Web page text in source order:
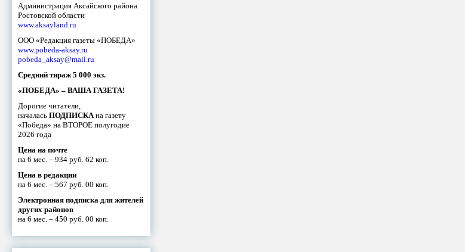
Администрация Аксайского района
Ростовской области
www.aksayland.ru
ООО «Редакция газеты «ПОБЕДА»
www.pobeda-aksay.ru
pobeda_aksay@mail.ru
Средний тираж 5 000 экз.
«ПОБЕДА» – ВАША ГАЗЕТА!
Дорогие читатели,
началась ПОДПИСКА на газету
«Победа» на ВТОРОЕ полугодие
2026 года
Цена на почте
на 6 мес. – 934 руб. 62 коп.
Цена в редакции
на 6 мес. – 567 руб. 00 коп.
Электронная подписка для жителей
других районов
на 6 мес. – 450 руб. 00 коп.